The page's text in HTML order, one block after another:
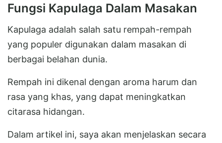
Fungsi Kapulaga Dalam Masakan
Kapulaga adalah salah satu rempah-rempah
yang populer digunakan dalam masakan di
berbagai belahan dunia.
Rempah ini dikenal dengan aroma harum dan
rasa yang khas, yang dapat meningkatkan
citarasa hidangan.
Dalam artikel ini, saya akan menjelaskan secara